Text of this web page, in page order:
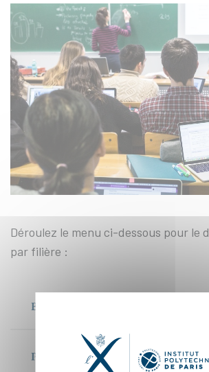
Déroulez le menu ci-dessous pour le
par filière :
BACHELOR
PROGRAMME CYCLE